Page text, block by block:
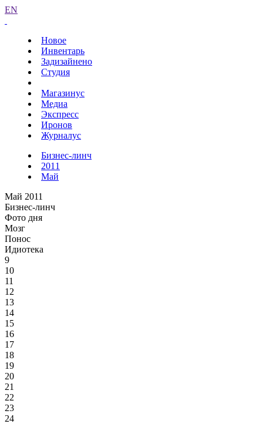
EN
Новое
Инвентарь
Задизайнено
Студия
Магазинус
Медиа
Экспресс
Иронов
Журналус
Бизнес-линч
2011
Май
Май 2011
Бизнес-линч
Фото дня
Мозг
Понос
Идиотека
9
10
11
12
13
14
15
16
17
18
19
20
21
22
23
24